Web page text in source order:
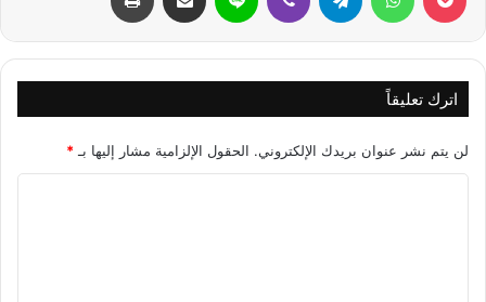
اترك تعليقاً
لن يتم نشر عنوان بريدك الإلكتروني. الحقول الإلزامية مشار إليها بـ*